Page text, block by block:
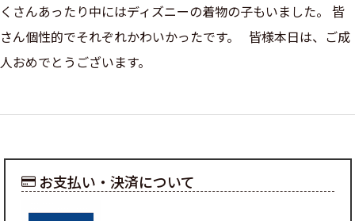
くさんあったり中にはディズニーの着物の子もいました。 皆
さん個性的でそれぞれかわいかったです。 皆様本日は、ご成
人おめでとうございます。
お支払い・決済について